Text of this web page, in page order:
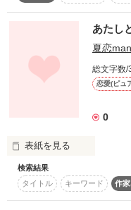
恋の四季物語　連作　
*****     *****     *****
多可良さん
レビューをありがとうご
温かい言葉の数々に、感
そんな時、海を撮る1人
その人の瞳…仕草がどん
あたし
夏恋man
総文字数/
恋愛(ピュ
0
表紙を見る
「 ごめん、ごめんねっ・
検索結果
タイトル
キーワード 作家